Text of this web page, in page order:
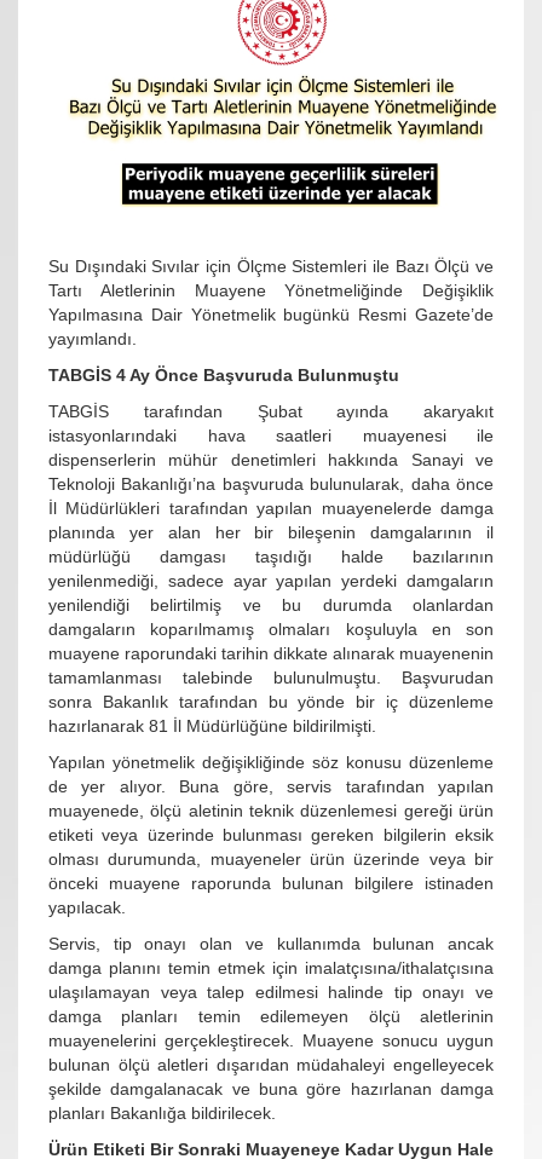
Su Dışındaki Sıvılar için Ölçme Sistemleri ile Bazı Ölçü ve
Tartı Aletlerinin Muayene Yönetmeliğinde Değişiklik
Yapılmasına Dair Yönetmelik bugünkü Resmi Gazete’de
yayımlandı.
TABGİS 4 Ay Önce Başvuruda Bulunmuştu
TABGİS tarafından Şubat ayında akaryakıt
istasyonlarındaki hava saatleri muayenesi ile
dispenserlerin mühür denetimleri hakkında Sanayi ve
Teknoloji Bakanlığı’na başvuruda bulunularak, daha önce
İl Müdürlükleri tarafından yapılan muayenelerde damga
planında yer alan her bir bileşenin damgalarının il
müdürlüğü damgası taşıdığı halde bazılarının
yenilenmediği, sadece ayar yapılan yerdeki damgaların
yenilendiği belirtilmiş ve bu durumda olanlardan
damgaların koparılmamış olmaları koşuluyla en son
muayene raporundaki tarihin dikkate alınarak muayenenin
tamamlanması talebinde bulunulmuştu. Başvurudan
sonra Bakanlık tarafından bu yönde bir iç düzenleme
hazırlanarak 81 İl Müdürlüğüne bildirilmişti.
Yapılan yönetmelik değişikliğinde söz konusu düzenleme
de yer alıyor. Buna göre, servis tarafından yapılan
muayenede, ölçü aletinin teknik düzenlemesi gereği ürün
etiketi veya üzerinde bulunması gereken bilgilerin eksik
olması durumunda, muayeneler ürün üzerinde veya bir
önceki muayene raporunda bulunan bilgilere istinaden
yapılacak.
Servis, tip onayı olan ve kullanımda bulunan ancak
damga planını temin etmek için imalatçısına/ithalatçısına
ulaşılamayan veya talep edilmesi halinde tip onayı ve
damga planları temin edilemeyen ölçü aletlerinin
muayenelerini gerçekleştirecek. Muayene sonucu uygun
bulunan ölçü aletleri dışarıdan müdahaleyi engelleyecek
şekilde damgalanacak ve buna göre hazırlanan damga
planları Bakanlığa bildirilecek.
Ürün Etiketi Bir Sonraki Muayeneye Kadar Uygun Hale